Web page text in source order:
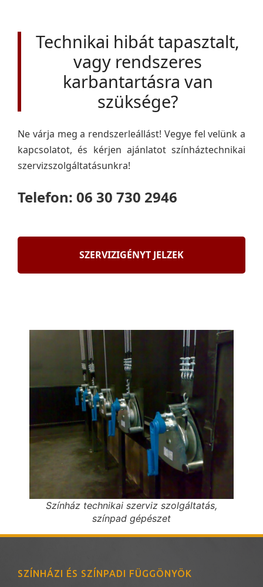
Technikai hibát tapasztalt,
vagy rendszeres
karbantartásra van
szüksége?
Ne várja meg a rendszerleállást! Vegye fel velünk a
kapcsolatot, és kérjen ajánlatot színháztechnikai
szervizszolgáltatásunkra!
Telefon: 06 30 730 2946
SZERVIZIGÉNYT JELZEK
Színház technikai szerviz szolgáltatás,
színpad gépészet
SZÍNHÁZI ÉS SZÍNPADI FÜGGÖNYÖK